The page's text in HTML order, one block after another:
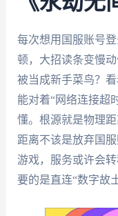
每次想用国服账号
顿，大招读条变慢
被当成新手菜鸟？
能对着“网络连接超
懂。根源就是物理
距离不该是放弃国
游戏，服务或许会
要的是直连“数字故